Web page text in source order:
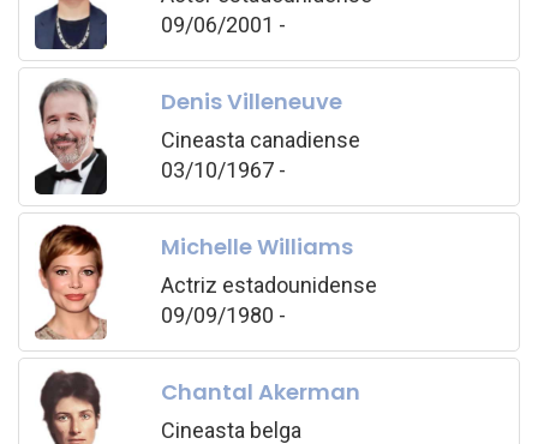
09/06/2001 -
Denis Villeneuve
Cineasta canadiense
03/10/1967 -
Michelle Williams
Actriz estadounidense
09/09/1980 -
Chantal Akerman
Cineasta belga